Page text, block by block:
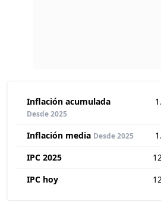
Inflación acumulada
Desde 2025
Inflación media Desde 2025
IPC 2025
IPC hoy